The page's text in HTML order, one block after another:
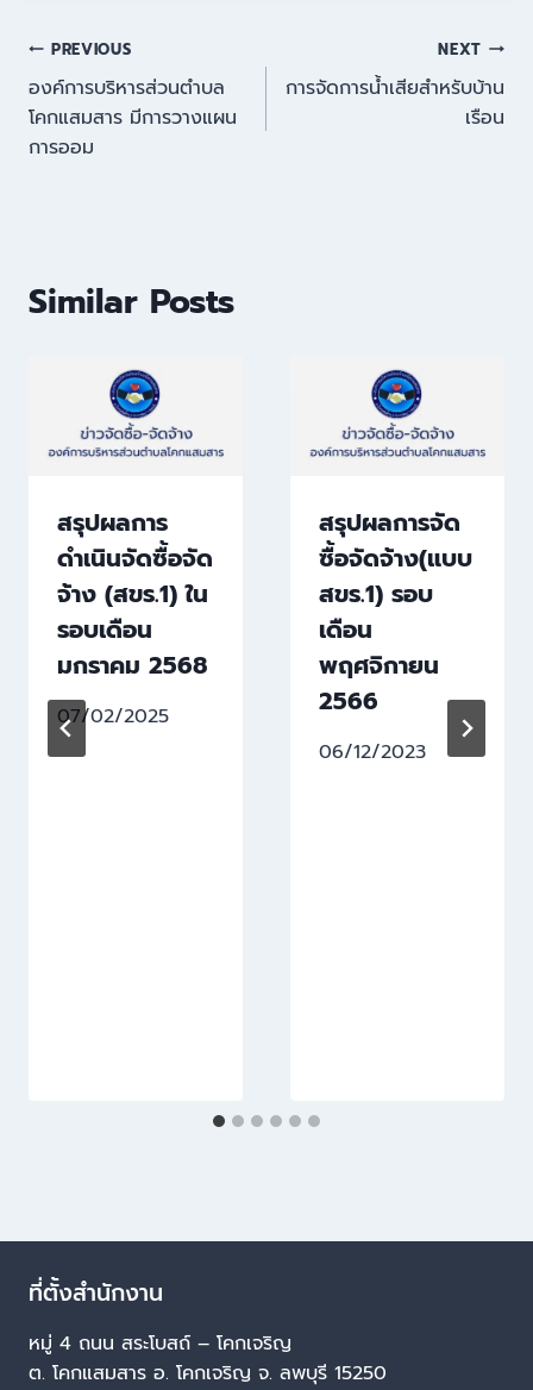
PREVIOUS
องค์การบริหารส่วนตำบล
โคกแสมสาร มีการวางแผน
การออม
NEXT
การจัดการน้ำเสียสำหรับบ้าน
เรือน
Similar Posts
สรุปผลการ
ดำเนินจัดซื้อจัด
จ้าง (สขร.1) ใน
รอบเดือน
มกราคม 2568
07/02/2025
สรุปผลการจัด
ซื้อจัดจ้าง(แบบ
สขร.1) รอบ
เดือน
พฤศจิกายน
2566
06/12/2023
ที่ตั้งสำนักงาน
หมู่ 4 ถนน สระโบสถ์ – โคกเจริญ
ต. โคกแสมสาร อ. โคกเจริญ จ. ลพบุรี 15250